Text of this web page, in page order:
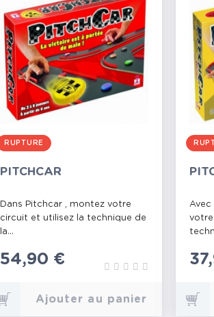
RUPTURE
PITCHCAR
Dans Pitchcar , montez votre
circuit et utilisez la technique de
la...
Prix
54,90 €
Ajouter au panier
Avec